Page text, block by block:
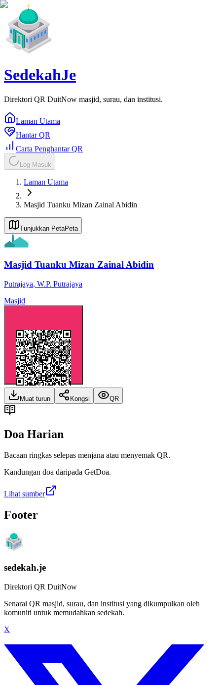
SedekahJe
Direktori QR DuitNow masjid, surau, dan institusi.
Laman Utama
Hantar QR
Carta Penghantar QR
Log Masuk
Laman Utama
Masjid Tuanku Mizan Zainal Abidin
Tunjukkan PetaPeta
Masjid Tuanku Mizan Zainal Abidin
Putrajaya, W.P. Putrajaya
Masjid
Muat turun Kongsi QR
Doa Harian
Bacaan ringkas selepas menjana atau menyemak QR.
Kandungan doa daripada GetDoa.
Lihat sumber
Footer
sedekah.je
Direktori QR DuitNow
Senarai QR masjid, surau, dan institusi yang dikumpulkan oleh
komuniti untuk memudahkan sedekah.
X